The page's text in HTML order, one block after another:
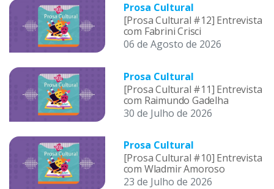
Prosa Cultural
[Prosa Cultural #12] Entrevista
com Fabrini Crisci
06 de Agosto de 2026
Prosa Cultural
[Prosa Cultural #11] Entrevista
com Raimundo Gadelha
30 de Julho de 2026
Prosa Cultural
[Prosa Cultural #10] Entrevista
com Wladmir Amoroso
23 de Julho de 2026